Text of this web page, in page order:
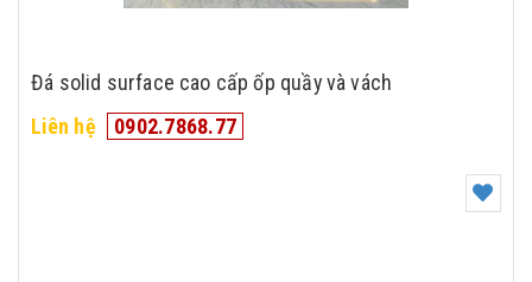
Đá solid surface cao cấp ốp quầy và vách
Liên hệ
0902.7868.77